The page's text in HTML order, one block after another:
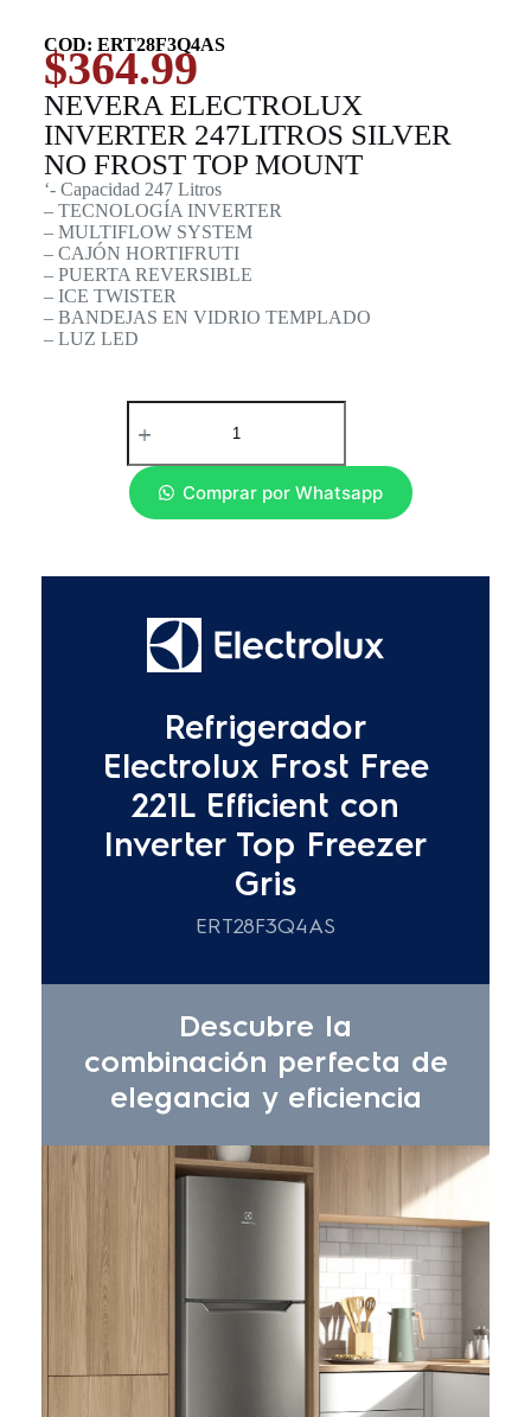
COD: ERT28F3Q4AS
$364.99
NEVERA ELECTROLUX
INVERTER 247LITROS SILVER
NO FROST TOP MOUNT
‘- Capacidad 247 Litros
– TECNOLOGÍA INVERTER
– MULTIFLOW SYSTEM
– CAJÓN HORTIFRUTI
– PUERTA REVERSIBLE
– ICE TWISTER
– BANDEJAS EN VIDRIO TEMPLADO
– LUZ LED
Comprar por Whatsapp